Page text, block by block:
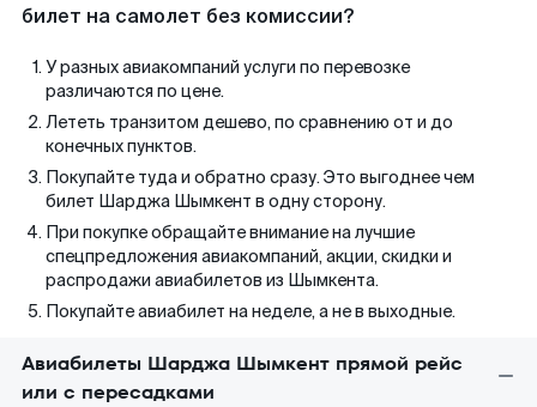
билет на самолет без комиссии?
У разных авиакомпаний услуги по перевозке
различаются по цене.
Лететь транзитом дешево, по сравнению от и до
конечных пунктов.
Покупайте туда и обратно сразу. Это выгоднее чем
билет Шарджа Шымкент в одну сторону.
При покупке обращайте внимание на лучшие
спецпредложения авиакомпаний, акции, скидки и
распродажи авиабилетов из Шымкента.
Покупайте авиабилет на неделе, а не в выходные.
Авиабилеты Шарджа Шымкент прямой рейс
или с пересадками